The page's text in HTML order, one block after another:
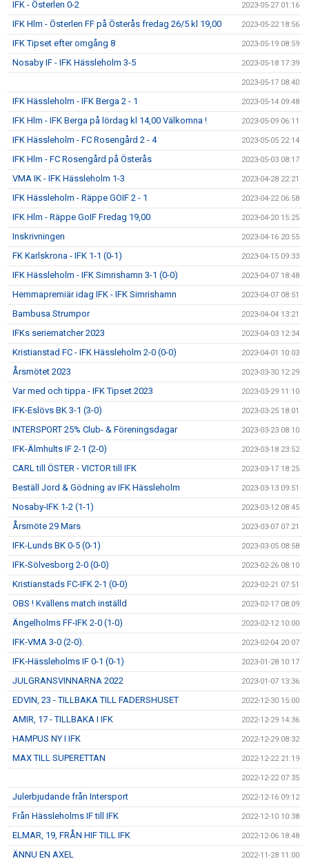
IFK - Österlen 0-2 2023-05-27 01:16
IFK Hlm - Österlen FF på Österås fredag 26/5 kl 19,00 2023-05-22 18:56
IFK Tipset efter omgång 8 2023-05-19 08:59
Nosaby IF - IFK Hässleholm 3-5 2023-05-18 17:39
2023-05-17 08:40
IFK Hässleholm - IFK Berga 2 - 1 2023-05-14 09:48
IFK Hlm - IFK Berga på lördag kl 14,00 Välkomna ! 2023-05-09 06:11
IFK Hässleholm - FC Rosengård 2 - 4 2023-05-05 22:14
IFK Hlm - FC Rosengård på Österås 2023-05-03 08:17
VMA IK - IFK Hässleholm 1-3 2023-04-28 22:21
IFK Hässleholm - Räppe GOIF 2 - 1 2023-04-22 06:58
IFK Hlm - Räppe GoIF Fredag 19,00 2023-04-20 15:25
Inskrivningen 2023-04-16 20:55
FK Karlskrona - IFK 1-1 (0-1) 2023-04-15 09:33
IFK Hässleholm - IFK Simrishamn 3-1 (0-0) 2023-04-07 18:48
Hemmapremiär idag IFK - IFK Simrishamn 2023-04-07 08:51
Bambusa Strumpor 2023-04-04 13:21
IFKs seriematcher 2023 2023-04-03 12:34
Kristianstad FC - IFK Hässleholm 2-0 (0-0) 2023-04-01 10:03
Årsmötet 2023 2023-03-30 12:29
Var med och tippa - IFK Tipset 2023 2023-03-29 11:10
IFK-Eslövs BK 3-1 (3-0) 2023-03-25 18:01
INTERSPORT 25% Club- & Föreningsdagar 2023-03-23 08:10
IFK-Älmhults IF 2-1 (2-0) 2023-03-18 23:52
CARL till ÖSTER - VICTOR till IFK 2023-03-17 18:25
Beställ Jord & Gödning av IFK Hässleholm 2023-03-13 09:51
Nosaby-IFK 1-2 (1-1) 2023-03-12 08:45
Årsmöte 29 Mars 2023-03-07 07:21
IFK-Lunds BK 0-5 (0-1) 2023-03-05 08:58
IFK-Sölvesborg 2-0 (0-0) 2023-02-26 08:10
Kristianstads FC-IFK 2-1 (0-0) 2023-02-21 07:51
OBS ! Kvällens match inställd 2023-02-17 08:09
Ängelholms FF-IFK 2-0 (1-0) 2023-02-12 10:00
IFK-VMA 3-0 (2-0). 2023-02-04 20:07
IFK-Hässleholms IF 0-1 (0-1) 2023-01-28 10:17
JULGRANSVINNARNA 2022 2023-01-07 13:36
EDVIN, 23 - TILLBAKA TILL FADERSHUSET 2022-12-30 15:00
AMIR, 17 - TILLBAKA I IFK 2022-12-29 14:36
HAMPUS NY I IFK 2022-12-29 08:32
MAX TILL SUPERETTAN 2022-12-22 21:19
2022-12-22 07:35
Julerbjudande från Intersport 2022-12-16 09:12
Från Hässleholms IF till IFK 2022-12-10 10:38
ELMAR, 19, FRÅN HIF TILL IFK 2022-12-06 18:48
ÄNNU EN AXEL 2022-11-28 11:00